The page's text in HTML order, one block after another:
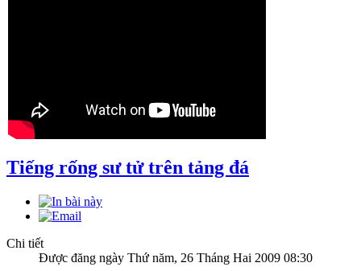
Tiếng rống sư tử trên tảng đá
Chi tiết
Được đăng ngày Thứ năm, 26 Tháng Hai 2009 08:30